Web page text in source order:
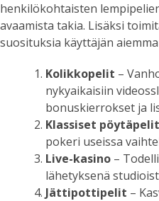
henkilökohtaisten
avaamista takia. Lisäksi
suosituksia käyttäjän
Kolikkopelit –
nykyaikaisiin
bonuskierrokset ja
Klassiset pöytäpelit
pokeri useissa
Live-kasino –
lähetyksenä
Jättipottipelit –